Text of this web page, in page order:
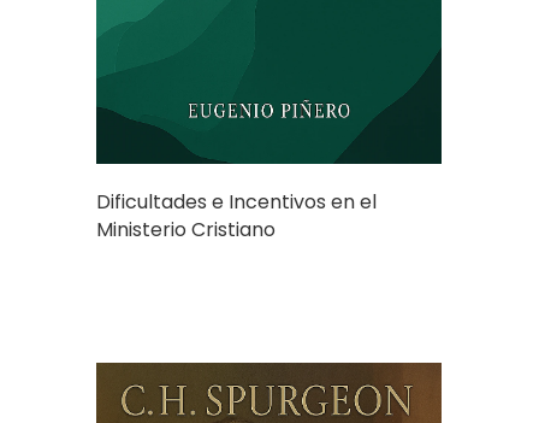
Dificultades e Incentivos en el
Ministerio Cristiano